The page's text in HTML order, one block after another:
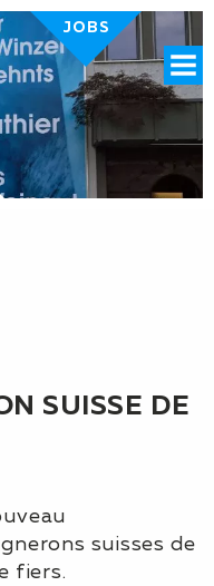
JOBS
SUISSE DE
suisses de
fiers.